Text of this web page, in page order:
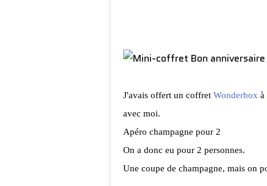
J'avais offert un coffret Wonderbox à
avec moi.
Apéro champagne pour 2
On a donc eu pour 2 personnes.
Une coupe de champagne, mais on